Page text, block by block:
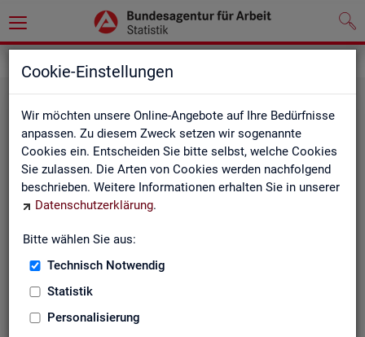
Cookie-Einstellungen
Wir möchten unsere Online-Angebote auf Ihre Bedürfnisse
anpassen. Zu diesem Zweck setzen wir sogenannte
Cookies ein. Entscheiden Sie bitte selbst, welche Cookies
Sie zulassen. Die Arten von Cookies werden nachfolgend
beschrieben. Weitere Informationen erhalten Sie in unserer
Datenschutzerklärung.
Bitte wählen Sie aus:
Technisch Notwendig
Statistik
Personalisierung